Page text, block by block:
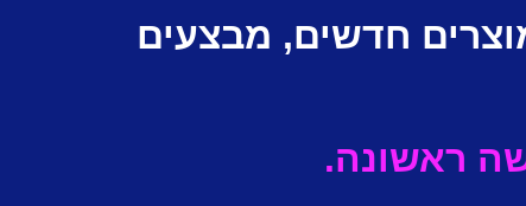
חדשים, מבצעים